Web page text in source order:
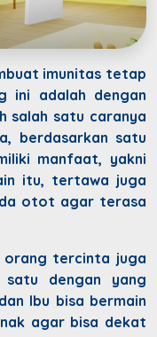
imunitas tetap
ini adalah dengan
salah satu caranya
berdasarkan satu
manfaat, yakni
itu, tertawa juga
otot agar terasa
orang tercinta juga
dengan yang
Ibu bisa bermain
agar bisa dekat